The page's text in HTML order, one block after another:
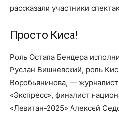
рассказали участники
Просто Киса!
Роль Остапа Бендера
Руслан Вишневский, роль
Воробьянинова, —
«Экспресс», финалист
«Левитан-2025» Алексей